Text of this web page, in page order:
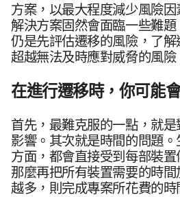
方案，​以​最​大程​度​減少​風險​
解決​方案​固然​會​面臨​一些​難
仍​是​先評估​遷移​的​風險，​了
超越​無法​及​時​應​對​威脅​的​風險
在​進行​遷移​時，​你​可能​
首先，​最難​克服​的​一點，​就
影響。​其次​就是​時間​的​問題
方面，​都​會​直接​受到​每​部​裝置​
那麼​再​把​所有​裝置​需要​的​時
越多，​則​完成​專案​所​花費​的​時